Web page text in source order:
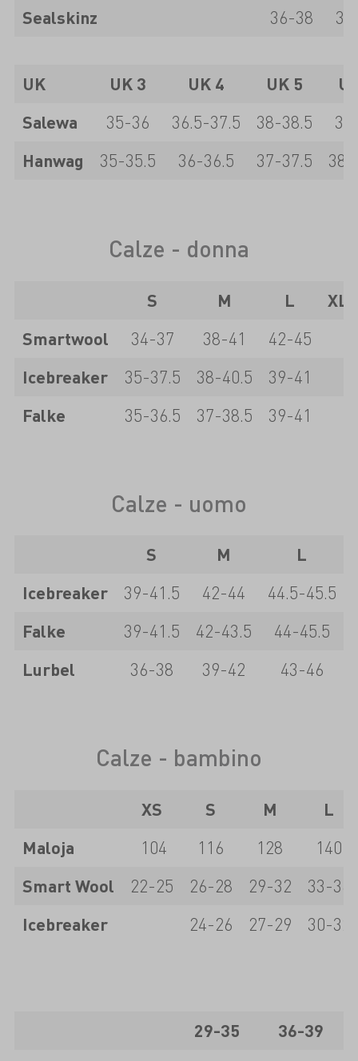
Sealskinz
36-38
UK UK 3 UK 4 UK 5
Salewa
35-36 36.5-37.5 38-38.5
Hanwag
35-35.5 36-36.5 37-37.5 38-
Calze - donna
S M L
XL
Smartwool
34-37 38-41
42-45
Icebreaker
35-37.5 38-40.5
39-41
Falke
35-36.5 37-38.5 39-41
Calze - uomo
S M
L
Icebreaker
39-41.5 42-44 44.5-45.5
Falke
39-41.5 42-43.5 44-45.5
Lurbel
36-38 39-42 43-46
Calze - bambino
XS S M
L
Maloja
104 116 128
140
Smart Wool
22-25 26-28 29-32
33-36
Icebreaker
24-26 27-29 30-32
29-35
36-39